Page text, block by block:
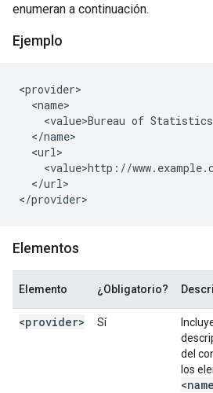
enumeran a continuación.
Ejemplo
<provider>
  <name>
<value>Bureau of
  </name>
  <url>
<value>http://
  </url>
</provider>
Elementos
Elemento ¿Obligatorio?
<provider> Sí
del
los